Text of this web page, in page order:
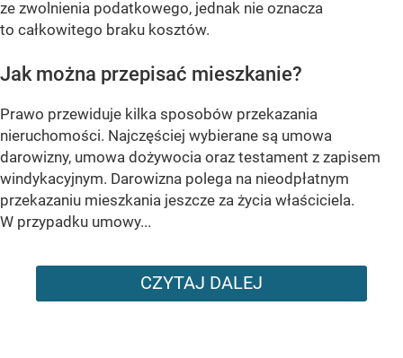
ze zwolnienia podatkowego, jednak nie oznacza
to całkowitego braku kosztów.
Jak można przepisać mieszkanie?
Prawo przewiduje kilka sposobów przekazania
nieruchomości. Najczęściej wybierane są umowa
darowizny, umowa dożywocia oraz testament z zapisem
windykacyjnym. Darowizna polega na nieodpłatnym
przekazaniu mieszkania jeszcze za życia właściciela.
W przypadku umowy...
CZYTAJ DALEJ